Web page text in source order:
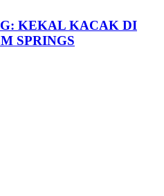
KEKAL KACAK DI
SPRINGS